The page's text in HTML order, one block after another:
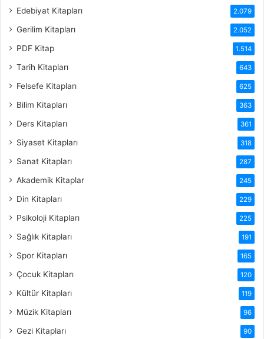
Edebiyat Kitapları 2.079
Gerilim Kitapları 2.052
PDF Kitap 1.514
Tarih Kitapları 643
Felsefe Kitapları 625
Bilim Kitapları 363
Ders Kitapları 361
Siyaset Kitapları 318
Sanat Kitapları 287
Akademik Kitaplar 245
Din Kitapları 229
Psikoloji Kitapları 225
Sağlık Kitapları 191
Spor Kitapları 165
Çocuk Kitapları 120
Kültür Kitapları 119
Müzik Kitapları 96
Gezi Kitapları 90